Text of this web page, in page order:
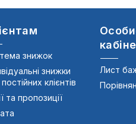
знижок
знижки
клієнтів
та пропозиції
Лист